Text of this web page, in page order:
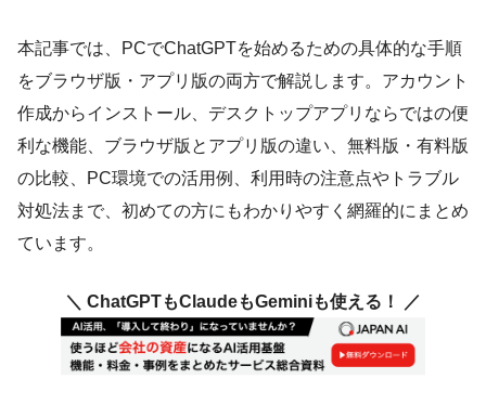
本記事では、PCでChatGPTを始めるための具体的な手順
をブラウザ版・アプリ版の両方で解説します。アカウント
作成からインストール、デスクトップアプリならではの便
利な機能、ブラウザ版とアプリ版の違い、無料版・有料版
の比較、PC環境での活用例、利用時の注意点やトラブル
対処法まで、初めての方にもわかりやすく網羅的にまとめ
ています。
＼ ChatGPTもClaudeもGeminiも使える！ ／